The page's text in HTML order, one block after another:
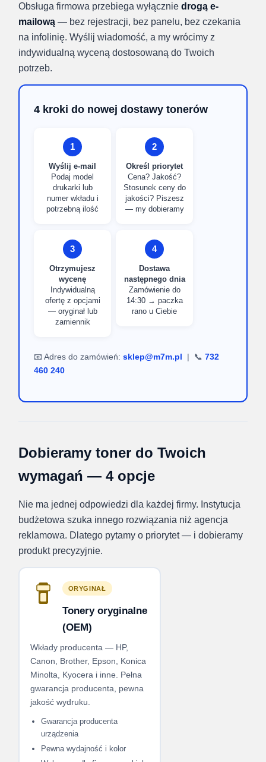
Obsługa firmowa przebiega wyłącznie drogą e-
mailową — bez rejestracji, bez panelu, bez czekania
na infolinię. Wyślij wiadomość, a my wrócimy z
indywidualną wyceną dostosowaną do Twoich
potrzeb.
4 kroki do nowej dostawy tonerów
1
Wyślij e-mail
Podaj model
drukarki lub
numer wkładu i
potrzebną ilość
2
Określ priorytet
Cena? Jakość?
Stosunek ceny do
jakości? Piszesz
— my dobieramy
3
Otrzymujesz
wycenę
Indywidualną
ofertę z opcjami
— oryginał lub
zamiennik
4
Dostawa
następnego dnia
Zamówienie do
14:30 → paczka
rano u Ciebie
📧 Adres do zamówień: sklep@m7m.pl | 📞 732
460 240
Dobieramy toner do Twoich
wymagań — 4 opcje
Nie ma jednej odpowiedzi dla każdej firmy. Instytucja
budżetowa szuka innego rozwiązania niż agencja
reklamowa. Dlatego pytamy o priorytet — i dobieramy
produkt precyzyjnie.
ORYGINAŁ
Tonery oryginalne
(OEM)
Wkłady producenta — HP,
Canon, Brother, Epson, Konica
Minolta, Kyocera i inne. Pełna
gwarancja producenta, pewna
jakość wydruku.
Gwarancja producenta
urządzenia
Pewna wydajność i kolor